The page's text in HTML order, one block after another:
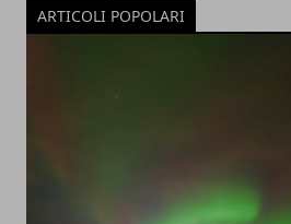
ARTICOLI POPOLARI